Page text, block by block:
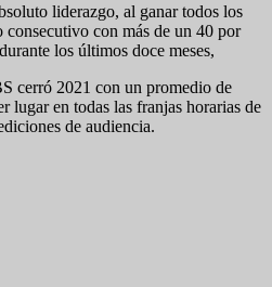
liderazgo, al ganar todos los
consecutivo con más de un 40 por
los últimos doce meses,
cerró 2021 con un promedio de
lugar en todas las franjas horarias de
de audiencia.